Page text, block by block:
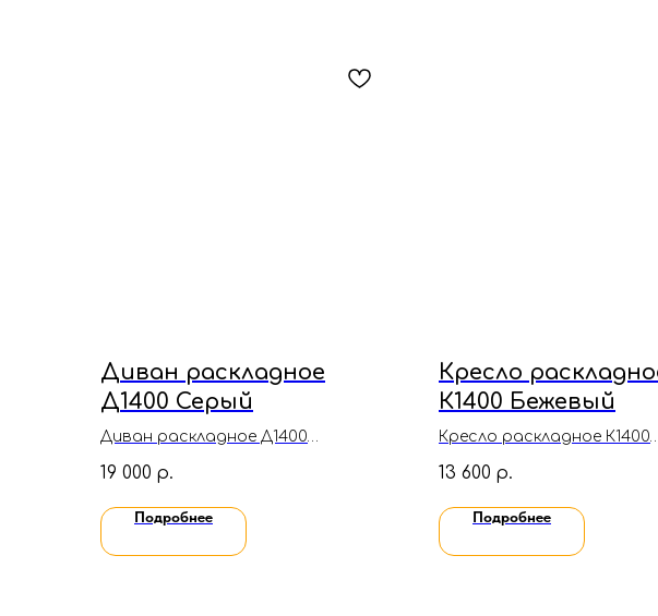
Диван раскладное
Д1400 Серый
Диван раскладное Д1400
19 000 р.
Подробнее
Кресло
К1400 Бежевый
Кресло раскладное К1400
13 600 р.
Подробнее